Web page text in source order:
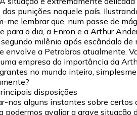
punições naquele país.
me lembrar que, num passe de
para o dia, a Enron e a Arthur
milênio após escândalo de
envolve a Petrobras atualmente.
empresa da importância da
no mundo inteiro,
disposições
nos alguns instantes sobre certos
podermos avaliar a grave situação